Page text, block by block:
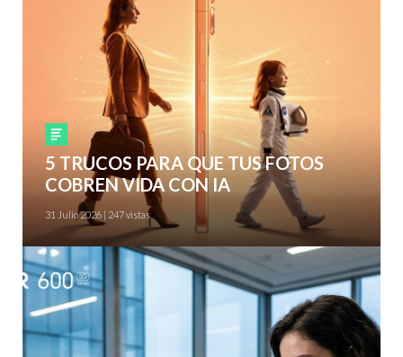
Smartphones
5 TRUCOS PARA QUE TUS FOTOS
COBREN VIDA CON IA
31 Julio 2026 | 247 vistas